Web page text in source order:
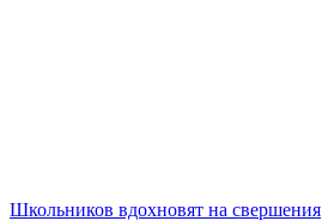
Школьников вдохновят на свершения